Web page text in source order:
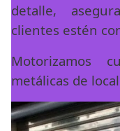
detalle,
clientes estén
Motorizamos
metálicas de